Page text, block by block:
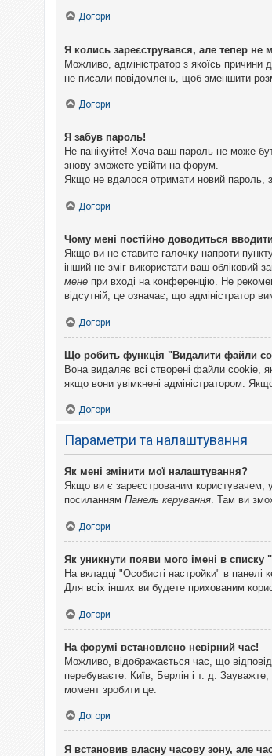
Догори
Я колись зареєструвався, але тепер не
Можливо, адміністратор з якоїсь причини
не писали повідомлень, щоб зменшити
Догори
Я забув пароль!
Не панікуйте! Хоча ваш пароль не може
знову зможете увійти на форум.
Якщо не вдалося отримати новий пароль,
Догори
Чому мені постійно доводиться
Якщо ви не ставите галочку напроти
інший не зміг використати ваш обліковий
мене при вході на конференцію. Не
відсутній, це означає, що адміністратор
Догори
Що робить функція "Видалити файли
Вона видаляє всі створені файли cookie,
якщо вони увімкнені адміністратором.
Догори
Параметри та налаштування
Як мені змінити мої налаштування?
Якщо ви є зареєстрованим користувачем,
посиланням Панель керування. Там ви
Догори
Як уникнути появи мого імені в списку
На вкладці "Особисті настройки" в панелі
Для всіх інших ви будете прихованим
Догори
На форумі встановлено невірний час!
Можливо, відображається час, що
перебуваєте: Київ, Берлін і т. д.
момент зробити це.
Догори
Я встановив власну часову зону, але